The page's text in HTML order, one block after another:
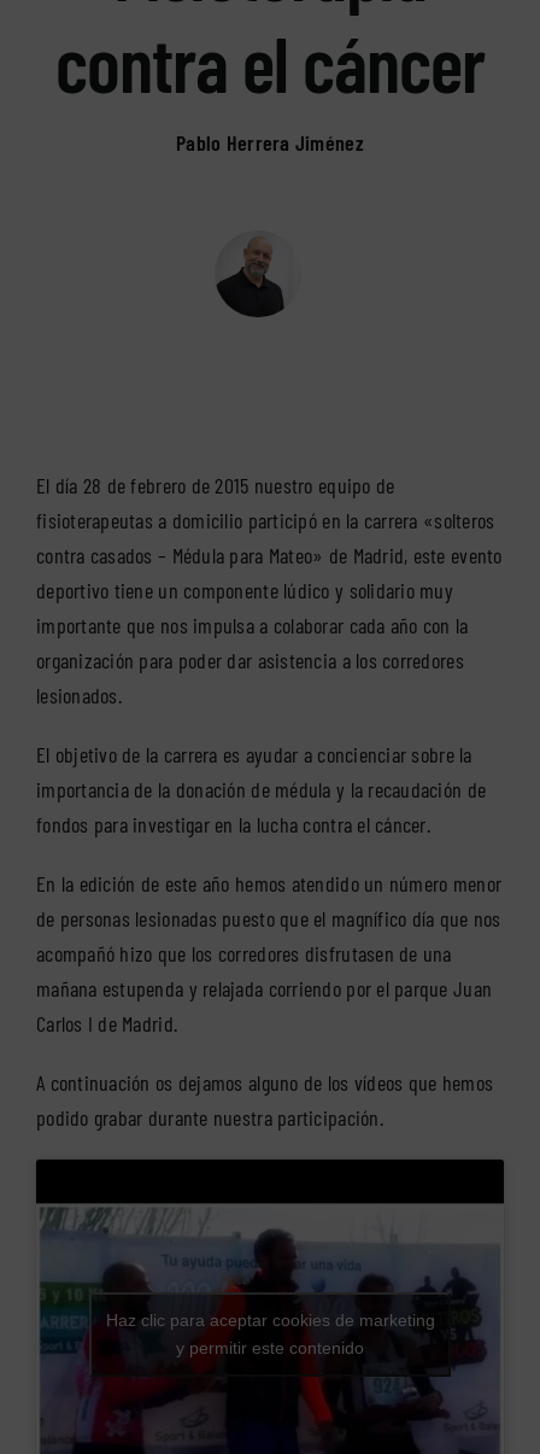
contra el cáncer
Pablo Herrera Jiménez
El día 28 de febrero de 2015 nuestro equipo de
fisioterapeutas a domicilio participó en la carrera «solteros
contra casados – Médula para Mateo» de Madrid, este evento
deportivo tiene un componente lúdico y solidario muy
importante que nos impulsa a colaborar cada año con la
organización para poder dar asistencia a los corredores
lesionados.
El objetivo de la carrera es ayudar a concienciar sobre la
importancia de la donación de médula y la recaudación de
fondos para investigar en la lucha contra el cáncer.
En la edición de este año hemos atendido un número menor
de personas lesionadas puesto que el magnífico día que nos
acompañó hizo que los corredores disfrutasen de una
mañana estupenda y relajada corriendo por el parque Juan
Carlos I de Madrid.
A continuación os dejamos alguno de los vídeos que hemos
podido grabar durante nuestra participación.
Haz clic para aceptar cookies de marketing
y permitir este contenido